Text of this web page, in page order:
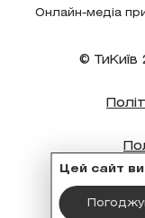
Цей сайт
Онлайн-медіа
© ТиКиїв